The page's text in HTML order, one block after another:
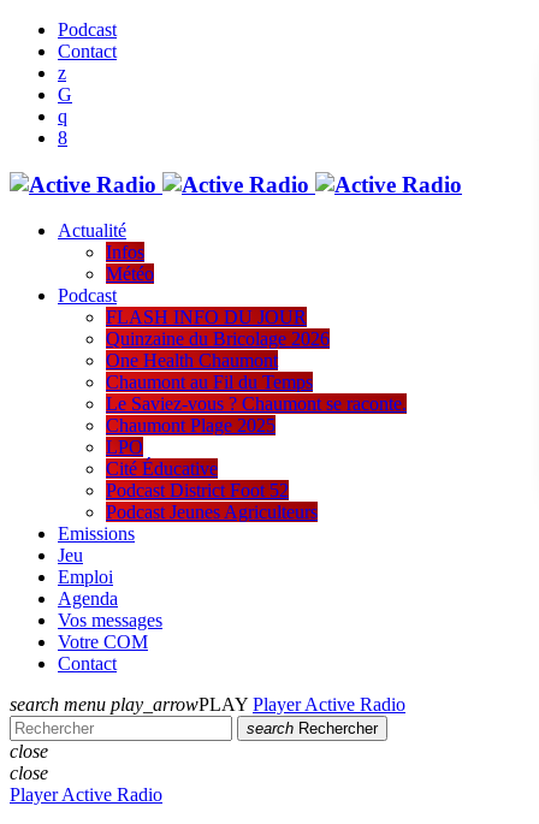
Podcast
Contact
Actualité
Infos
Météo
Podcast
FLASH INFO DU JOUR
Quinzaine du Bricolage 2026
One Health Chaumont
Chaumont au Fil du Temps
Le Saviez-vous ? Chaumont se raconte.
Chaumont Plage 2025
LPO
Cité Éducative
Podcast District Foot 52
Podcast Jeunes Agriculteurs
Emissions
Jeu
Emploi
Agenda
Vos messages
Votre COM
Contact
search menu play_arrowPLAY Player Active Radio
search Rechercher
close
close
Player Active Radio